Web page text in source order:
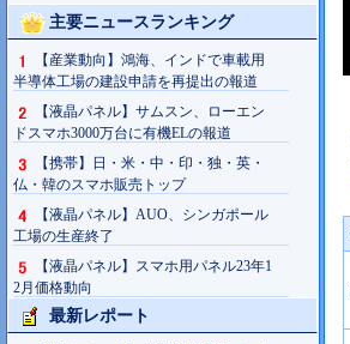
主要ニュースランキング
【産業動向】鴻海、インドで車載用
半導体工場の建設申請を再提出の報道
【液晶パネル】サムスン、ローエン
ドスマホ3000万台に有機ELの報道
【携帯】日・米・中・印・独・英・
仏・韓のスマホ販売トップ
【液晶パネル】AUO、シンガポール
工場の生産終了
【液晶パネル】スマホ用パネル23年1
2月価格動向
最新レポート